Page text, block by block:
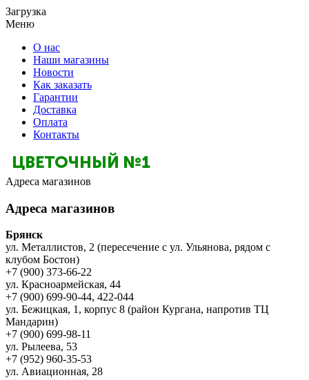
Загрузка
Меню
О нас
Наши магазины
Новости
Как заказать
Гарантии
Доставка
Оплата
Контакты
Адреса магазинов
Адреса магазинов
Брянск
ул. Металлистов, 2 (пересечение с ул. Ульянова, рядом с
клубом Бостон)
+7 (900) 373-66-22
ул. Красноармейская, 44
+7 (900) 699-90-44, 422-044
ул. Бежицкая, 1, корпус 8 (район Кургана, напротив ТЦ
Мандарин)
+7 (900) 699-98-11
ул. Рылеева, 53
+7 (952) 960-35-53
ул. Авиационная, 28